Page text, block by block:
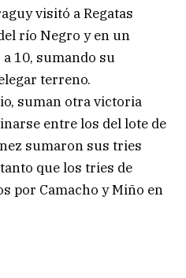
visitó a Regatas
río Negro y en un
10, sumando su
terreno.
suman otra victoria
entre los del lote de
sumaron sus tries
que los tries de
por Camacho y Miño en